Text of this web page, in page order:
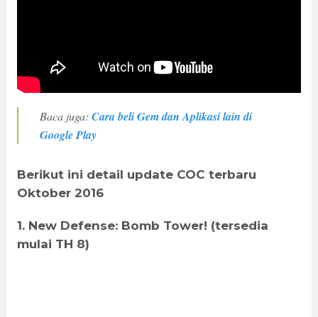
Baca juga: Cara beli Gem dan Aplikasi lain di
Google Play
Berikut ini detail update COC terbaru
Oktober 2016
1. New Defense: Bomb Tower! (tersedia
mulai TH 8)